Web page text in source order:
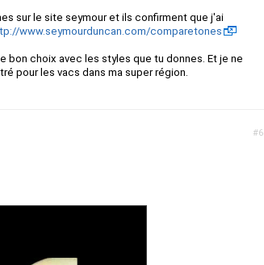
sur le site seymour et ils confirment que j'ai
www.seymourduncan.com/comparetones
choix avec les styles que tu donnes. Et je ne
pour les vacs dans ma super région.
#6